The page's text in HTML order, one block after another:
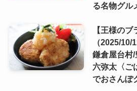
る名物グル
【王様の
（2025/
鎌倉屋台村
六弥太〈ご
でおさんぽ